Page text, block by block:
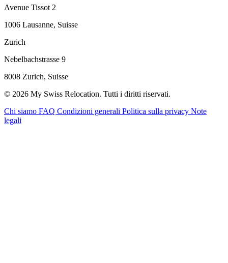
Avenue Tissot 2
1006 Lausanne, Suisse
Zurich
Nebelbachstrasse 9
8008 Zurich, Suisse
© 2026 My Swiss Relocation. Tutti i diritti riservati.
Chi siamo FAQ Condizioni generali Politica sulla privacy Note
legali